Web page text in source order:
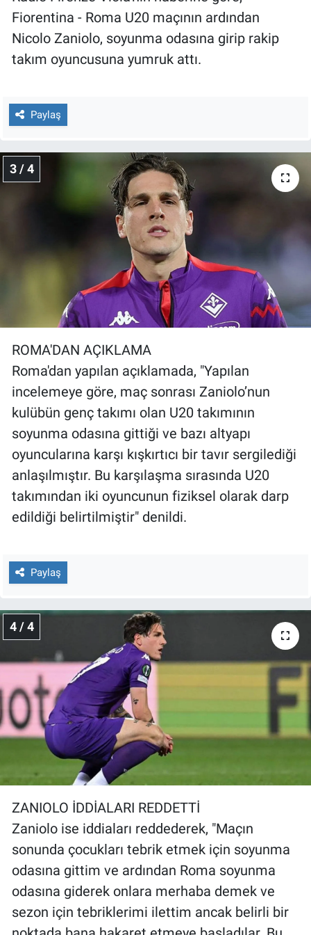
Fiorentina - Roma U20 maçının ardından
Nicolo Zaniolo, soyunma odasına girip rakip
takım oyuncusuna yumruk attı.
Paylaş
3 / 4
ROMA'DAN AÇIKLAMA
Roma'dan yapılan açıklamada, "Yapılan
incelemeye göre, maç sonrası Zaniolo’nun
kulübün genç takımı olan U20 takımının
soyunma odasına gittiği ve bazı altyapı
oyuncularına karşı kışkırtıcı bir tavır sergilediği
anlaşılmıştır. Bu karşılaşma sırasında U20
takımından iki oyuncunun fiziksel olarak darp
edildiği belirtilmiştir" denildi.
Paylaş
4 / 4
ZANIOLO İDDİALARI REDDETTİ
Zaniolo ise iddiaları reddederek, "Maçın
sonunda çocukları tebrik etmek için soyunma
odasına gittim ve ardından Roma soyunma
odasına giderek onlara merhaba demek ve
sezon için tebriklerimi ilettim ancak belirli bir
Yerel Yaşam
Canlı Yayın